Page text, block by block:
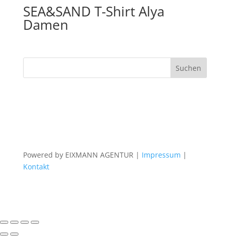
SEA&SAND T-Shirt Alya
Damen
Powered by EIXMANN AGENTUR | Impressum |
Kontakt